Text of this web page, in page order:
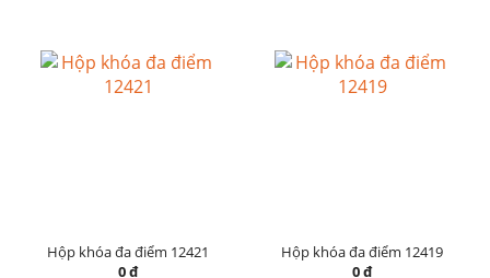
Hộp khóa đa điểm 12421
0 đ
Hộp khóa đa điểm 12419
0 đ